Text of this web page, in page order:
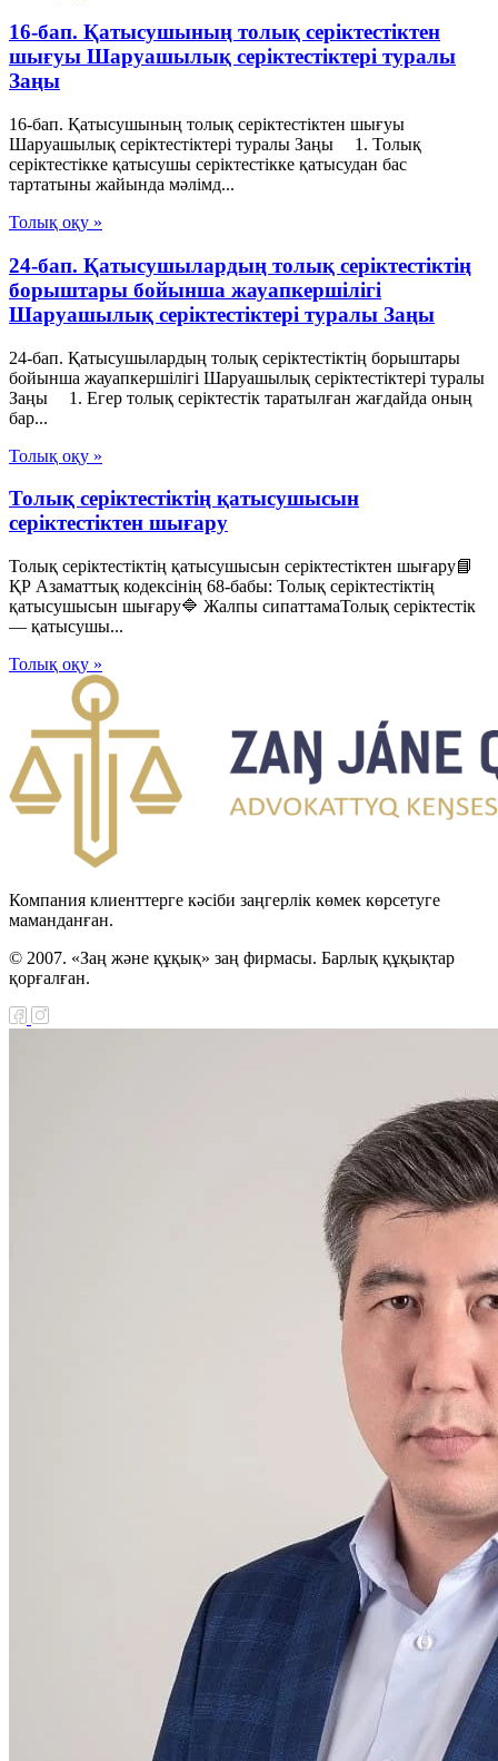
16-бап. Қатысушының толық серiктестiктен
шығуы Шаруашылық серіктестіктері туралы
Заңы
16-бап. Қатысушының толық серiктестiктен шығуы
Шаруашылық серіктестіктері туралы Заңы 1. Толық
серiктестiкке қатысушы серiктестiкке қатысудан бас
тартатыны жайында мәлiмд...
Толық оқу »
24-бап. Қатысушылардың толық серiктестiктiң
борыштары бойынша жауапкершiлiгi
Шаруашылық серіктестіктері туралы Заңы
24-бап. Қатысушылардың толық серiктестiктiң борыштары
бойынша жауапкершiлiгi Шаруашылық серіктестіктері туралы
Заңы 1. Егер толық серiктестiк таратылған жағдайда оның
бар...
Толық оқу »
Толық серіктестіктің қатысушысын
серіктестіктен шығару
Толық серіктестіктің қатысушысын серіктестіктен шығару📘
ҚР Азаматтық кодексінің 68-бабы: Толық серіктестіктің
қатысушысын шығару🔷 Жалпы сипаттамаТолық серіктестік
— қатысушы...
Толық оқу »
Компания клиенттерге кәсіби заңгерлік көмек көрсетуге
маманданған.
© 2007. «Заң және құқық» заң фирмасы. Барлық құқықтар
қорғалған.